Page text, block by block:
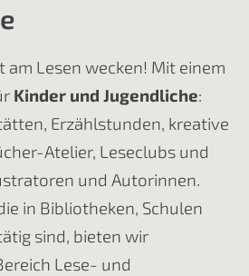
Lesen wecken! Mit einem
Kinder und Jugendliche:
Erzählstunden, kreative
Atelier, Leseclubs und
und Autorinnen.
in Bibliotheken, Schulen
sind, bieten wir
Lese- und